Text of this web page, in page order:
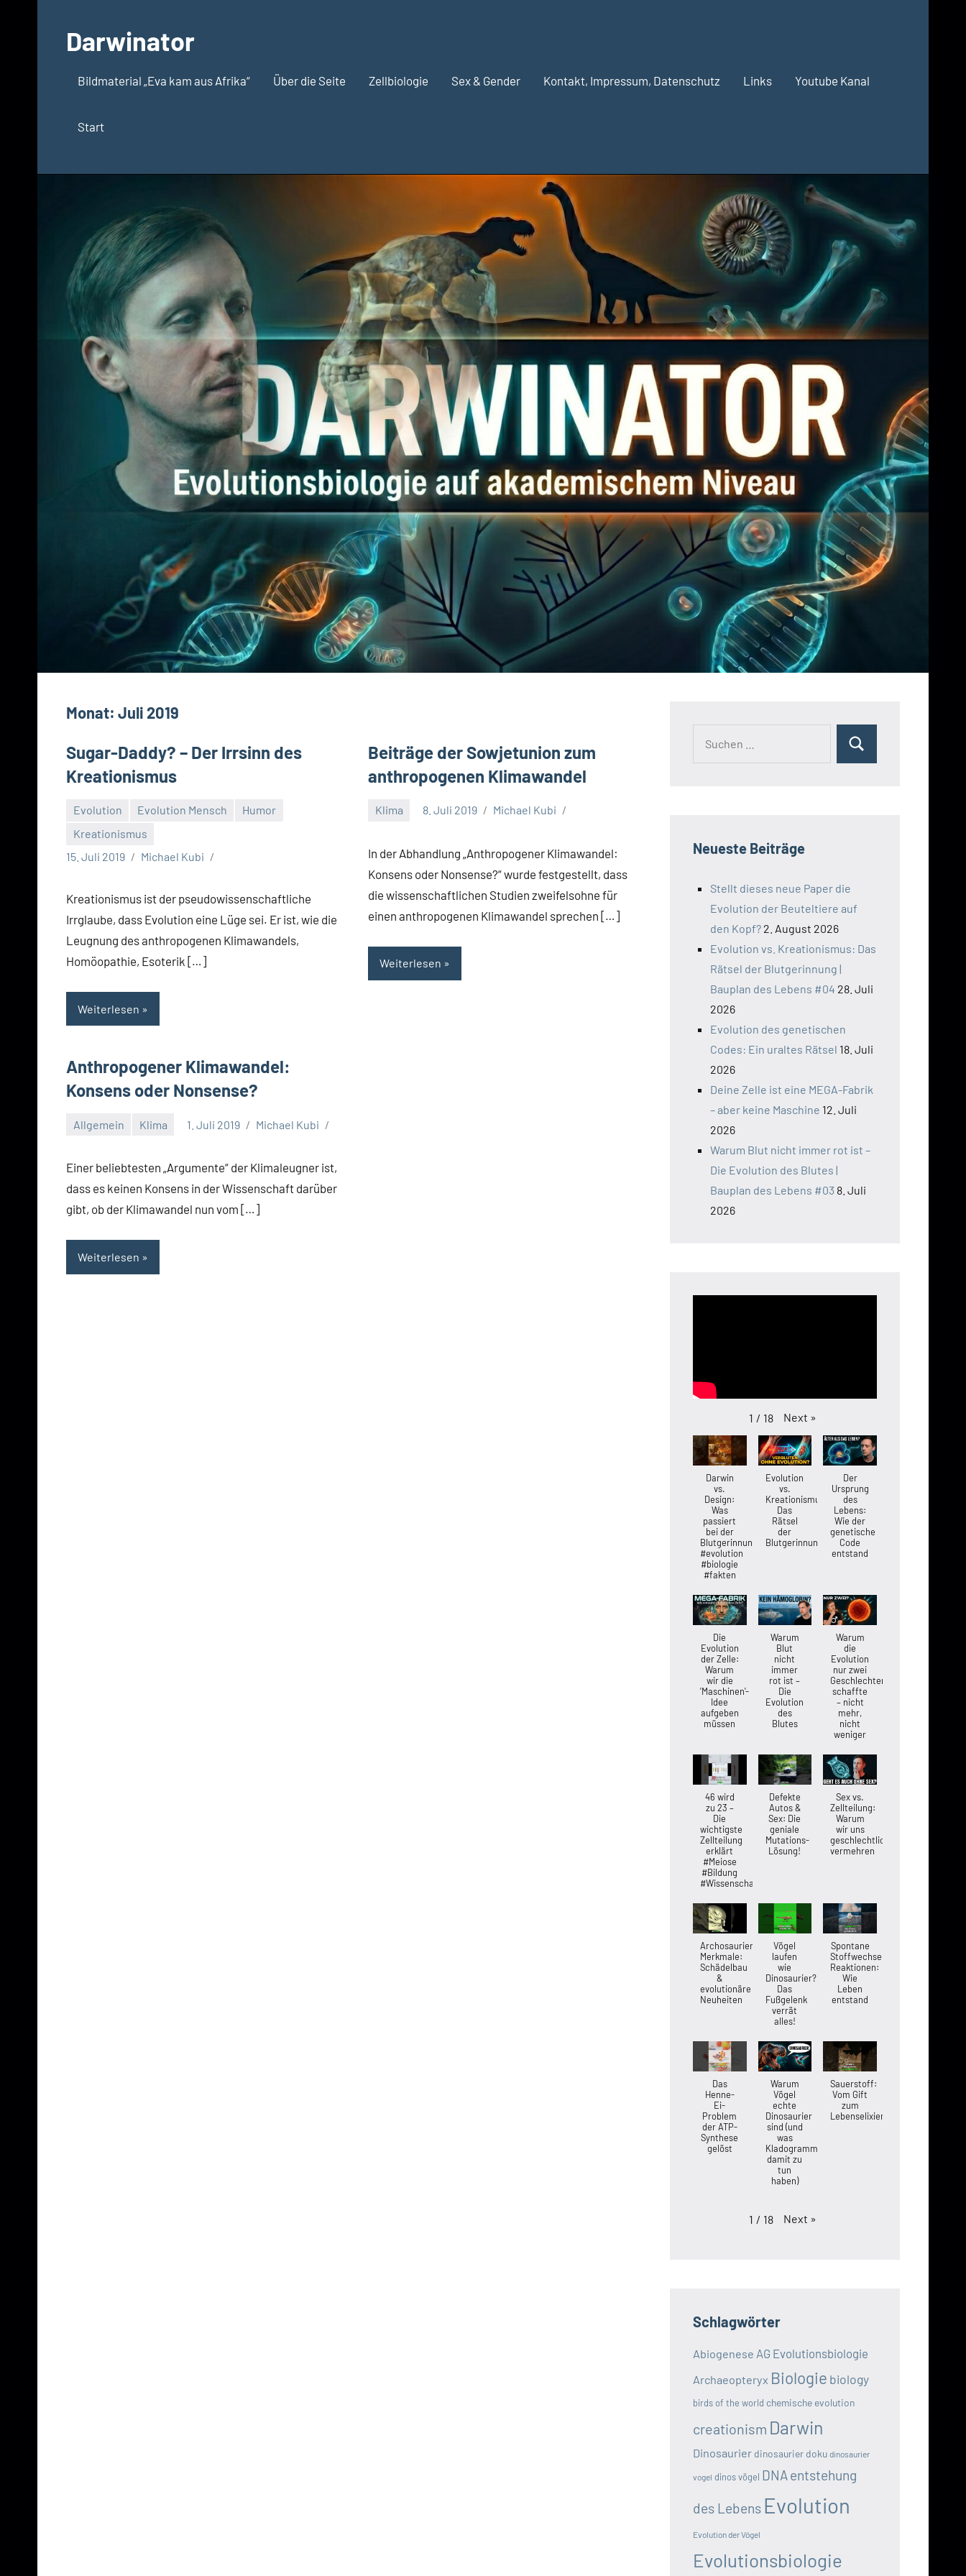
springenDarwinator
Evolutionsbiologie
Bildmaterial „Eva kam aus Afrika“ Über die Seite Zellbiologie Sex & Gender Kontakt, Impressum, Datenschutz Links Youtube Kanal
Start
Monat: Juli 2019
Sugar-Daddy? – Der Irrsinn des
Kreationismus
Evolution Evolution Mensch
Humor
Kreationismus
15. Juli 2019
Michael Kubi
Kreationismus ist der pseudowissenschaftliche
Irrglaube, dass Evolution eine Lüge sei. Er ist, wie die
Leugnung des anthropogenen Klimawandels,
Homöopathie, Esoterik […]
Weiterlesen
Beiträge der Sowjetunion zum
anthropogenen Klimawandel
Klima 8. Juli 2019 Michael Kubi
In der Abhandlung „Anthropogener Klimawandel:
Konsens oder Nonsense?“ wurde festgestellt, dass
die wissenschaftlichen Studien zweifelsohne für
einen anthropogenen Klimawandel sprechen […]
Weiterlesen
Anthropogener Klimawandel:
Konsens oder Nonsense?
Allgemein Klima 1. Juli 2019 Michael Kubi
Einer beliebtesten „Argumente“ der Klimaleugner ist,
dass es keinen Konsens in der Wissenschaft darüber
gibt, ob der Klimawandel nun vom […]
Weiterlesen
Suchen
Neueste Beiträge
Stellt dieses neue Paper die
Evolution der Beuteltiere auf
den Kopf? 2. August 2026
Evolution vs. Kreationismus: Das
Rätsel der Blutgerinnung |
Bauplan des Lebens #04 28. Juli
2026
Evolution des genetischen
Codes: Ein uraltes Rätsel 18. Juli
2026
Deine Zelle ist eine MEGA-Fabrik
– aber keine Maschine 12. Juli
2026
Warum Blut nicht immer rot ist –
Die Evolution des Blutes |
Bauplan des Lebens #03 8. Juli
2026
1 / 18 Next »
Darwin
vs.
Design:
Was
passiert
bei der
Blutgerinnung?
#evolution
#biologie
#fakten
Evolution
vs.
Kreationismus:
Das
Rätsel
der
Blutgerinnung
Der
Ursprung
des
Lebens:
Wie der
genetische
Code
entstand
Die
Evolution
der Zelle:
Warum
wir die
'Maschinen'-
Idee
aufgeben
müssen
Warum
Blut
nicht
immer
rot ist –
Die
Evolution
des
Blutes
Warum
die
Evolution
nur zwei
Geschlechter
schaffte
– nicht
mehr,
nicht
weniger
46 wird
zu 23 –
Die
wichtigste
Zellteilung
erklärt
#Meiose
#Bildung
#Wissenschaft
Defekte
Autos &
Sex: Die
geniale
Mutations-
Lösung!
Sex vs.
Zellteilung:
Warum
wir uns
geschlechtlich
vermehren
Archosaurier-
Merkmale:
Schädelbau
&
evolutionäre
Neuheiten
Vögel
laufen
wie
Dinosaurier?
Das
Fußgelenk
verrät
alles!
Spontane
Stoffwechsel-
Reaktionen:
Wie
Leben
entstand
Das
Henne-
Ei-
Problem
der ATP-
Synthese
gelöst
Warum
Vögel
echte
Dinosaurier
sind (und
was
Kladogramme
damit zu
tun
haben)
Sauerstoff:
Vom Gift
zum
Lebenselixier
1 / 18 Next »
Schlagwörter
Abiogenese AG Evolutionsbiologie
Archaeopteryx Biologie biology
birds of the world chemische evolution
creationism Darwin
Dinosaurier dinosaurier doku dinosaurier
vogel dinos vögel DNAentstehung
des Lebens Evolution
Evolution der Vögel
Evolutionsbiologie